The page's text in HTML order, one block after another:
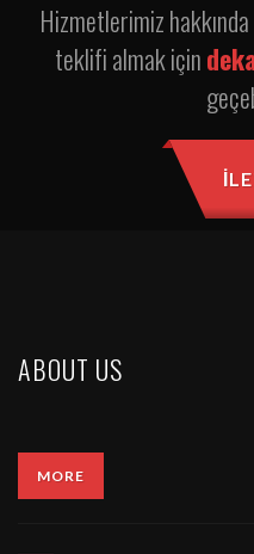
Hizmetlerimiz
teklifi almak için
ABOUT US